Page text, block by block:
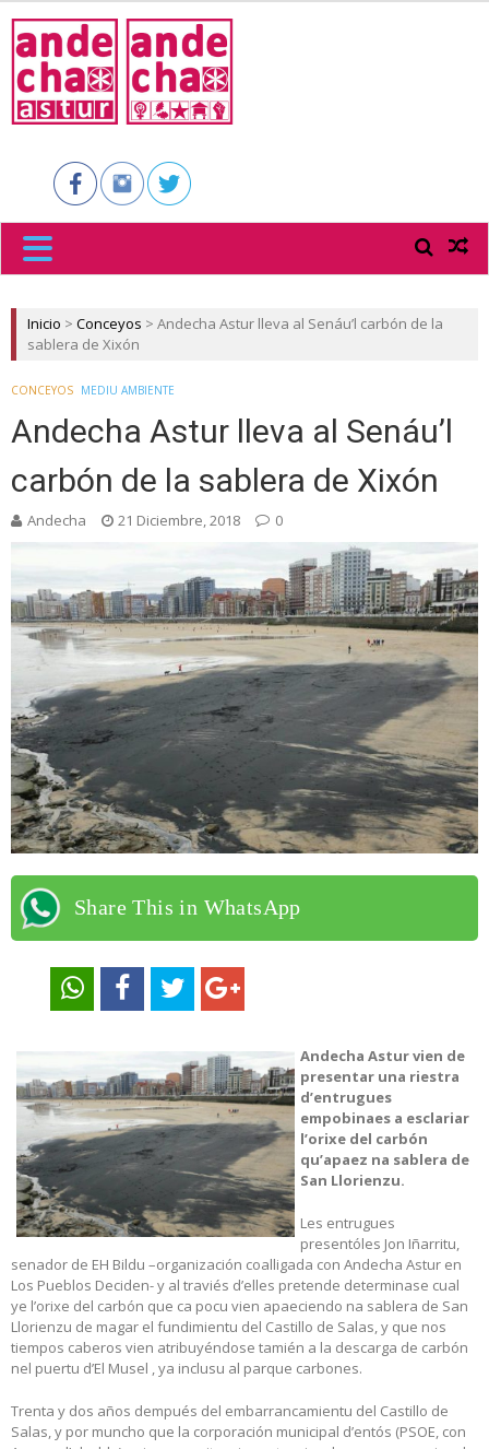
ASTUR
Inicio > Conceyos > Andecha Astur lleva al Senáu’l carbón de la
sablera de Xixón
CONCEYOS MEDIU AMBIENTE
Andecha Astur lleva al Senáu’l
carbón de la sablera de Xixón
Andecha 21 Diciembre, 2018 0
Share This in WhatsApp
Andecha Astur vien de
presentar una riestra
d’entrugues
empobinaes a esclariar
l’orixe del carbón
qu’apaez na sablera de
San Llorienzu.
Les entrugues
presentóles Jon Iñarritu,
senador de EH Bildu –organización coalligada con Andecha Astur en
Los Pueblos Deciden- y al traviés d’elles pretende determinase cual
ye l’orixe del carbón que ca pocu vien apaeciendo na sablera de San
Llorienzu de magar el fundimientu del Castillo de Salas, y que nos
tiempos caberos vien atribuyéndose tamién a la descarga de carbón
nel puertu d’El Musel , ya inclusu al parque carbones.
Trenta y dos años dempués del embarrancamientu del Castillo de
Salas, y por muncho que la corporación municipal d’entós (PSOE, con